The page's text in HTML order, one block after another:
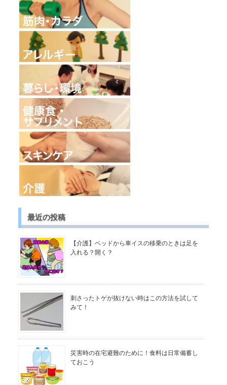
最近の投稿
【介護】ベッドから車イスの移乗のときは足を
入れる？開く？
刺さったトゲが抜けない時はこの方法を試して
みて！
災害時の在宅避難のために！食料は日常備蓄し
ておこう